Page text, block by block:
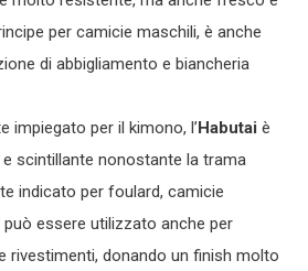
per camicie maschili, è anche
di abbigliamento e biancheria
impiegato per il kimono, l’Habutai è
scintillante nonostante la trama
indicato per foulard, camicie
essere utilizzato anche per
rivestimenti, donando un finish molto